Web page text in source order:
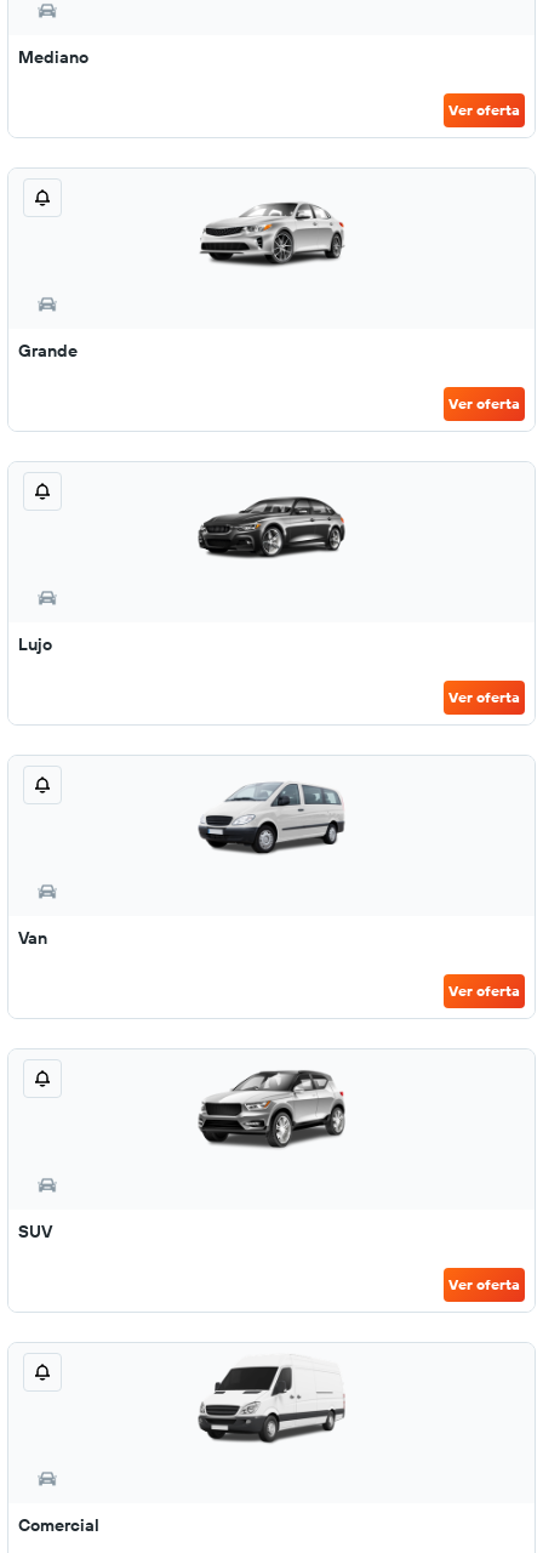
Mediano
Ver oferta
Grande
Ver oferta
Lujo
Ver oferta
Van
Ver oferta
SUV
Ver oferta
Comercial